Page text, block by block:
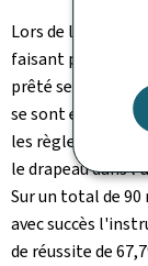
Lors de la
faisant preuve
prêté serment
se sont engagés
les règlements
le drapeau dans
Sur un total de
avec succès
de réussite de